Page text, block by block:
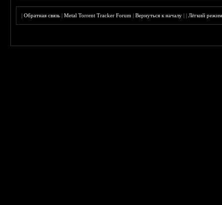
|Обратная связь |Metal Torrent Tracker Forum |Вернуться к началу ||Лёгкий